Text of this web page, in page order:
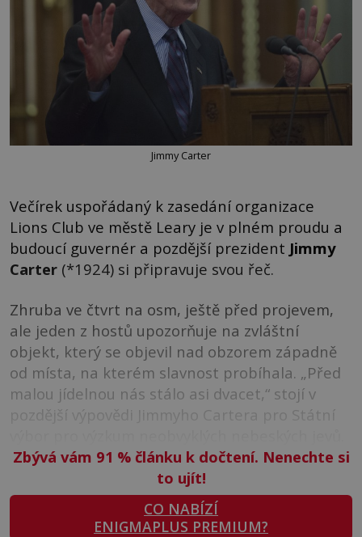
Jimmy Carter
Večírek uspořádaný k zasedání organizace
Lions Club ve městě Leary je v plném proudu a
budoucí guvernér a pozdější prezident Jimmy
Carter (*1924) si připravuje svou řeč.
Zhruba ve čtvrt na osm, ještě před projevem,
ale jeden z hostů upozorňuje na zvláštní
objekt, který se objevil nad obzorem západně
od místa, na kterém slavnost probíhala. „Před
malou jídelnou nás stálo asi dvacet,“ stojí v
pozdější výpovědi Jimmyho Cartera pro Státní
Zbývá vám 91 %článku k dočtení. Nenechte si
to ujít!
CO NABÍZÍ
ENIGMAPLUS PREMIUM?